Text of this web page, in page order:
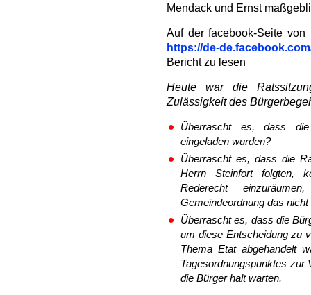
Mendack und Ernst
Auf der facebook-Seite von
https://de-
Bericht zu lesen
Heute war die
Zulässigkeit des
Überrascht es, dass die
eingeladen wurden?
Überrascht es, dass die
Herrn Steinfort folgten,
Rederecht
Gemeindeordnung das nicht
Überrascht es, dass die
um diese Entscheidung zu
Thema Etat abgehandelt
Tagesordnungspunktes zur
die Bürger halt warten.